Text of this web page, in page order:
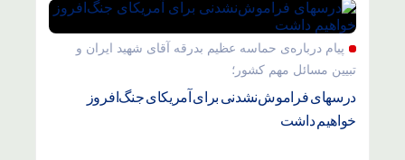
پیام درباره‌ی حماسه عظیم بدرقه آقای شهید ایران و
تبیین مسائل مهم کشور؛
درسهای فراموش‌نشدنی برای آمریکای جنگ‌افروز
خواهیم داشت